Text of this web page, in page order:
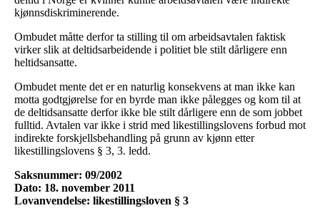
kjønnsdiskriminerende.
Ombudet måtte derfor ta stilling til om arbeidsavtalen faktisk
virker slik at deltidsarbeidende i politiet ble stilt dårligere enn
heltidsansatte.
Ombudet mente det er en naturlig konsekvens at man ikke kan
motta godtgjørelse for en byrde man ikke pålegges og kom til at
de deltidsansatte derfor ikke ble stilt dårligere enn de som jobbet
fulltid. Avtalen var ikke i strid med likestillingslovens forbud mot
indirekte forskjellsbehandling på grunn av kjønn etter
likestillingslovens § 3, 3. ledd.
Saksnummer: 09/2002
Dato: 18. november 2011
Lovanvendelse: likestillingsloven § 3